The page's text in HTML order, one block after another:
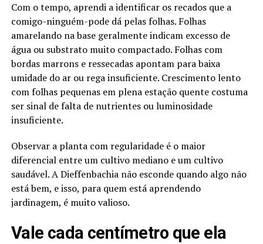
Com o tempo, aprendi a identificar os recados que a
comigo-ninguém-pode dá pelas folhas. Folhas
amarelando na base geralmente indicam excesso de
água ou substrato muito compactado. Folhas com
bordas marrons e ressecadas apontam para baixa
umidade do ar ou rega insuficiente. Crescimento lento
com folhas pequenas em plena estação quente costuma
ser sinal de falta de nutrientes ou luminosidade
insuficiente.
Observar a planta com regularidade é o maior
diferencial entre um cultivo mediano e um cultivo
saudável. A Dieffenbachia não esconde quando algo não
está bem, e isso, para quem está aprendendo
jardinagem, é muito valioso.
Vale cada centímetro que ela